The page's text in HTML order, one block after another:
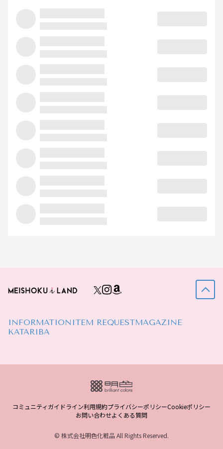
INFORMATION ITEM REQUESTMAGAZINE
KATARIBA
コミュニティガイドライン利用規約プライバシーポリシーCookieポリシー
お問い合わせよくある質問
© 株式会社明色化粧品 All Rights Reserved.